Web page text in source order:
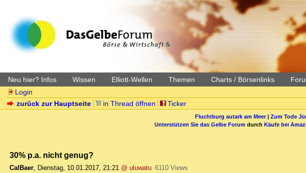
Neu hier? Infos Wissen Elliott-Wellen Themen Charts / Börsenlinks
Login
zurück zur Hauptseite
in Thread öffnen Ticker
Fluchtburg autark am Meer| Zum Tode
Unterstützen Sie das Gelbe Forum durch Käufe bei
30% p.a. nicht genug?
CalBaer, Dienstag, 10.01.2017, 21:21 @ uluwatu 6110 Views